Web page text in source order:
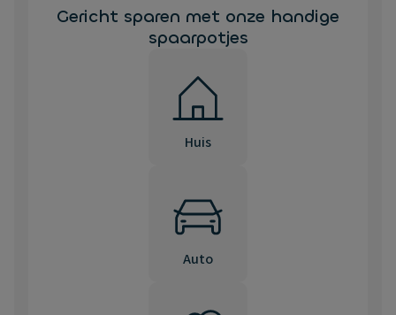
Gericht sparen met onze handige
spaarpotjes
Huis
Auto